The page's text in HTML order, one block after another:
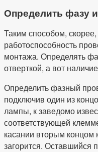
Определить фазу
Таким способом,
работоспособность
монтажа. Определять
отверткой, а вот
Определить фазный
подключив один из
лампы, к заведомо
соответствующей
касании вторым
загорится. Оставшийся